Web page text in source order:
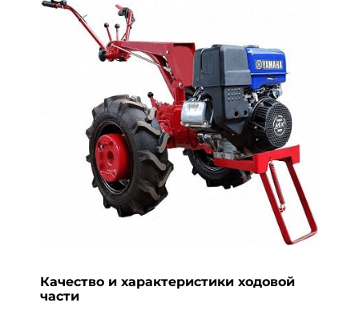
Качество и характеристики ходовой
части